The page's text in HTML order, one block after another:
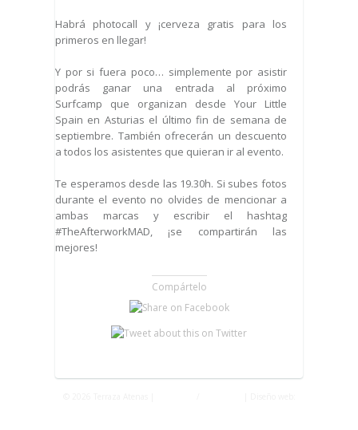
Habrá photocall y ¡cerveza gratis para los
primeros en llegar!
Y por si fuera poco… simplemente por asistir
podrás ganar una entrada al próximo
Surfcamp que organizan desde Your Little
Spain en Asturias el último fin de semana de
septiembre. También ofrecerán un descuento
a todos los asistentes que quieran ir al evento.
Te esperamos desde las 19.30h. Si subes fotos
durante el evento no olvides de mencionar a
ambas marcas y escribir el hashtag
#TheAfterworkMAD, ¡se compartirán las
mejores!
Compártelo